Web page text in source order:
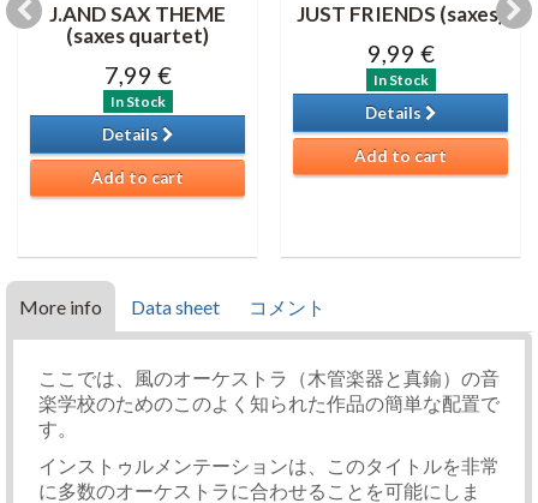
J.AND SAX THEME
(saxes quartet)
7,99 €
In Stock
Details
Add to cart
JUST FRIENDS (saxes)
9,99 €
In Stock
Details
Add to cart
More info Data sheet コメント
ここでは、風のオーケストラ（木管楽器と真鍮）の音
楽学校のためのこのよく知られた作品の簡単な配置で
す。
インストゥルメンテーションは、このタイトルを非常
に多数のオーケストラに合わせることを可能にしま